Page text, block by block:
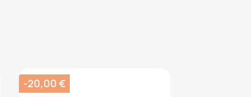
-20,00 €